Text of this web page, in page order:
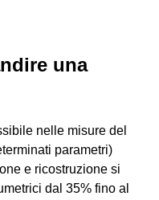
una
nelle misure del
parametri)
e ricostruzione si
dal 35% fino al